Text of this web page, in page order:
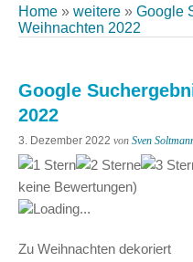
Home » weitere » Google
Weihnachten 2022
Google
2022
3. Dezember 2022 von Sven
keine Bewertungen)
Loading...
Zu Weihnachten dekoriert